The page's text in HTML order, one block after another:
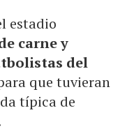
estadio
carne y
del
que tuvieran
típica de